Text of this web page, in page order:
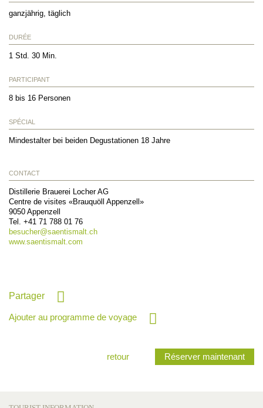
ganzjährig, täglich
DURÉE
1 Std. 30 Min.
PARTICIPANT
8 bis 16 Personen
SPÉCIAL
Mindestalter bei beiden Degustationen 18 Jahre
CONTACT
Distillerie Brauerei Locher AG
Centre de visites «Brauquöll Appenzell»
9050 Appenzell
Tel. +41 71 788 01 76
besucher@saentismalt.ch
www.saentismalt.com
Partager
Ajouter au programme de voyage
retour Réserver maintenant